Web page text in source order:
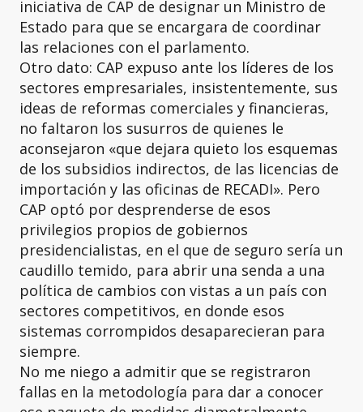
iniciativa de CAP de designar un Ministro de
Estado para que se encargara de coordinar
las relaciones con el parlamento.
Otro dato: CAP expuso ante los líderes de los
sectores empresariales, insistentemente, sus
ideas de reformas comerciales y financieras,
no faltaron los susurros de quienes le
aconsejaron «que dejara quieto los esquemas
de los subsidios indirectos, de las licencias de
importación y las oficinas de RECADI». Pero
CAP optó por desprenderse de esos
privilegios propios de gobiernos
presidencialistas, en el que de seguro sería un
caudillo temido, para abrir una senda a una
política de cambios con vistas a un país con
sectores competitivos, en donde esos
sistemas corrompidos desaparecieran para
siempre.
No me niego a admitir que se registraron
fallas en la metodología para dar a conocer